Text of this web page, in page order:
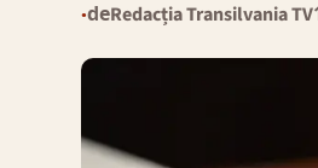
●deRedacția Transilvania TV